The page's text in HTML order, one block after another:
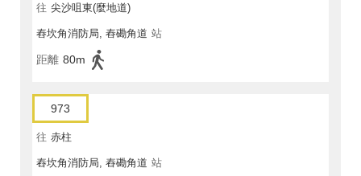
往 尖沙咀東(麼地道)
舂坎角消防局, 舂磡角道 站
距離 80m
973
往 赤柱
舂坎角消防局, 舂磡角道 站